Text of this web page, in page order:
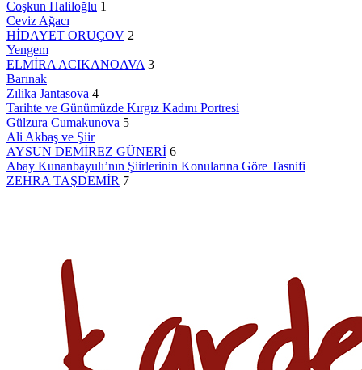
Coşkun Haliloğlu 1
Ceviz Ağacı
HİDAYET ORUÇOV 2
Yengem
ELMİRA ACIKANOAVA 3
Barınak
Zılika Jantasova 4
Tarihte ve Günümüzde Kırgız Kadını Portresi
Gülzura Cumakunova 5
Ali Akbaş ve Şiir
AYSUN DEMİREZ GÜNERİ 6
Abay Kunanbayulı’nın Şiirlerinin Konularına Göre Tasnifi
ZEHRA TAŞDEMİR 7